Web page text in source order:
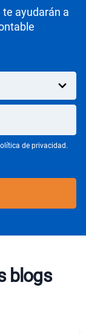
ayudarán a
de privacidad.
blogs